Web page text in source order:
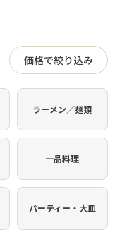
を
価格で絞り込み
ラーメン／麺類
一品料理
パーティー・大皿